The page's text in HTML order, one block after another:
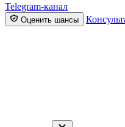
Telegram-канал
Оценить шансы